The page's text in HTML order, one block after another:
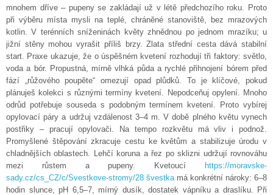
mnohem dříve – pupeny se zakládají už v létě předchozího roku. Proto
při výběru místa mysli na teplé, chráněné stanoviště, bez mrazových
kotlin. V terénních sníženinách květy zhnědnou po jednom mrazíku; u
jižní stěny mohou vyrašit příliš brzy. Zlata střední cesta dává stabilní
start. Praxe ukazuje, že o úspěšném kvetení rozhodují tři faktory: světlo,
voda a bór. Propustná, mírně vlhká půda a rychlé přihnojení bórem před
fází „růžového poupěte“ omezují opad plůdků. To je klíčové, pokud
plánuješ kolekci s různými termíny kvetení. Nepodceňuj opylení. Mnoho
odrůd potřebuje souseda s podobným termínem kvetení. Proto vybírej
opylovací páry a udržuj vzdálenost 3–4 m. V době plného květu vynech
postřiky – pracují opylovači. Na tempo rozkvětu má vliv i podnož.
Promyšlené štěpování zkracuje cestu ke květům a stabilizuje úrodu v
chladnějších oblastech. Lehčí koruna a řez po sklizni udržují rovnováhu
mezi růstem a pupeny. Kvetoucí
https://moravske-
sady.cz/cs_CZ/c/Svestkove-stromy/28 švestkamá konkrétní nároky: 6–8
hodin slunce, pH 6,5–7, mírný dusík, dostatek vápníku a draslíku. Při